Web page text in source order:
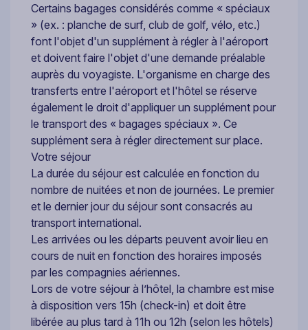
Certains bagages considérés comme « spéciaux
» (ex. : planche de surf, club de golf, vélo, etc.)
font l'objet d'un supplément à régler à l'aéroport
et doivent faire l'objet d'une demande préalable
auprès du voyagiste. L'organisme en charge des
transferts entre l'aéroport et l'hôtel se réserve
également le droit d'appliquer un supplément pour
le transport des « bagages spéciaux ». Ce
supplément sera à régler directement sur place.
Votre séjour
La durée du séjour est calculée en fonction du
nombre de nuitées et non de journées. Le premier
et le dernier jour du séjour sont consacrés au
transport international.
Les arrivées ou les départs peuvent avoir lieu en
cours de nuit en fonction des horaires imposés
par les compagnies aériennes.
Lors de votre séjour à l’hôtel, la chambre est mise
à disposition vers 15h (check-in) et doit être
libérée au plus tard à 11h ou 12h (selon les hôtels)